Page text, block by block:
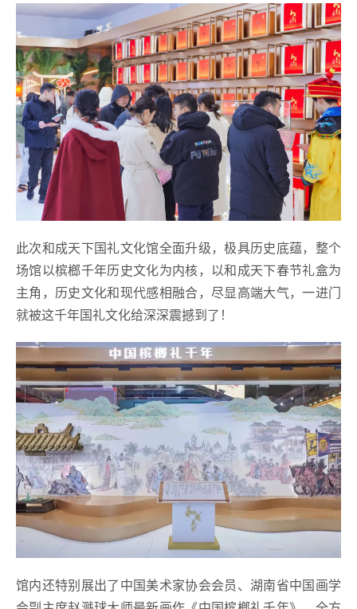
此次和成天下国礼文化馆全面升级，极具历史底蕴，整个
场馆以槟榔千年历史文化为内核，以和成天下春节礼盒为
主角，历史文化和现代感相融合，尽显高端大气，一进门
就被这千年国礼文化给深深震撼到了！
馆内还特别展出了中国美术家协会会员、湖南省中国画学